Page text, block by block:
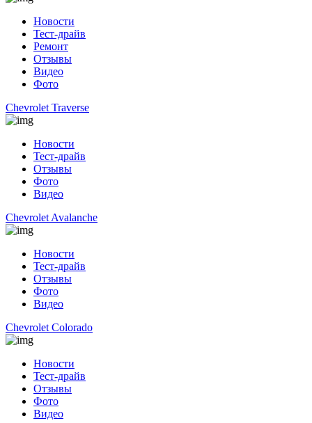
Новости
Тест-драйв
Ремонт
Отзывы
Видео
Фото
Chevrolet Traverse
Новости
Тест-драйв
Отзывы
Фото
Видео
Chevrolet Avalanche
Новости
Тест-драйв
Отзывы
Фото
Видео
Chevrolet Colorado
Новости
Тест-драйв
Отзывы
Фото
Видео